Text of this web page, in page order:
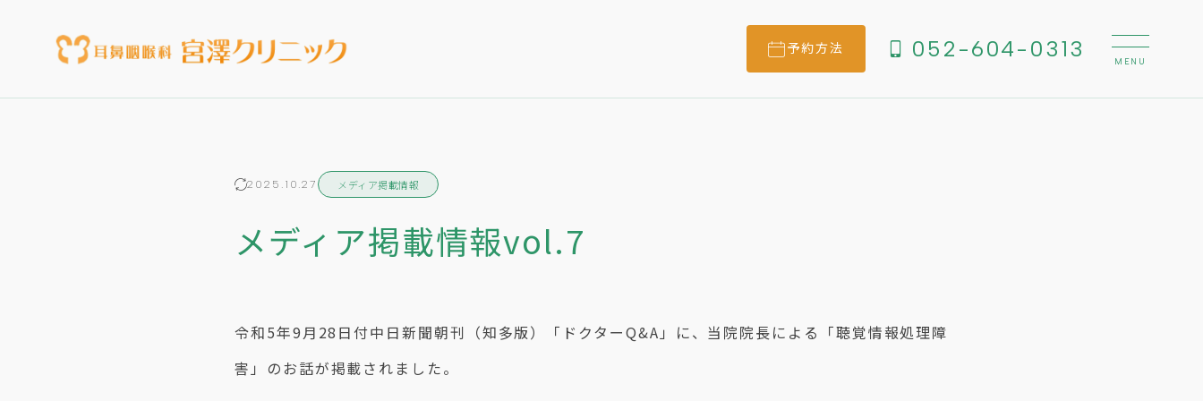
予約方法 052-604-0313
2025.10.27 メディア掲載情報
メディア掲載情報vol.7
令和5年9月28日付中日新聞朝刊（知多版）「ドクターQ&A」に、当院院長による「聴覚情報処理障
害」のお話が掲載されました。